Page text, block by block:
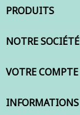
PRODUITS
NOTRE SOCIÉTÉ
VOTRE COMPTE
INFORMATIONS